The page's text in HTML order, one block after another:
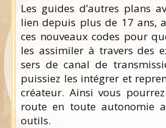
Les guides d’autres plans
lien depuis plus de 17 ans,
ces nouveaux codes pour
les assimiler à travers des
sers de canal de
puissiez les intégrer et
créateur. Ainsi vous
route en toute autonomie
outils.